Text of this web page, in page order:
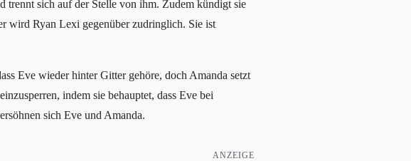
trennt sich auf der Stelle von ihm. Zudem kündigt sie
wird Ryan Lexi gegenüber zudringlich. Sie ist
Eve wieder hinter Gitter gehöre, doch Amanda setzt
indem sie behauptet, dass Eve bei
sich Eve und Amanda.
ANZEIGE